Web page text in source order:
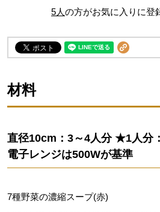
5人の方がお気に入りに登
材料
直径10cm：3～4人分 ★1人分
電子レンジは500Wが基準
7種野菜の濃縮スープ(赤)